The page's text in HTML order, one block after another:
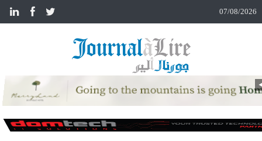
07/08/2026